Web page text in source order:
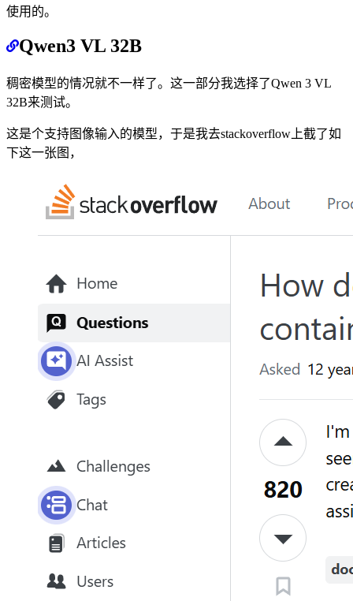
使用的。
Qwen3 VL 32B
稠密模型的情况就不一样了。这一部分我选择了Qwen 3 VL
32B来测试。
这是个支持图像输入的模型，于是我去stackoverflow上截了如
下这一张图，